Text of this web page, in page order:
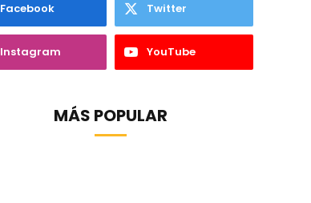
Facebook Twitter
Instagram YouTube
MÁS POPULAR